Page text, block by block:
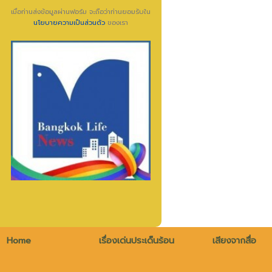
เมื่อท่านส่งข้อมูลผ่านฟอร์ม จะถือว่าท่านยอมรับใน
นโยบายความเป็นส่วนตัว ของเรา
Home เรื่องเด่นประเด็นร้อน เสียงจากสื่อ